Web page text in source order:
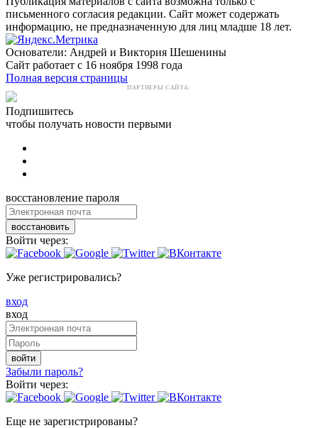
письменного согласия редакции. Сайт может содержать
информацию, не предназначенную для лиц младше 18 лет.
Основатели: Андрей и Виктория Шешенины
Сайт работает с 16 ноября 1998 года
Полная версия страницы
ПАРТНЕРЫ САЙТА:
Подпишитесь
чтобы получать новости первыми
восстановление пароля
восстановить
Войти через:
Уже регистрировались?
вход
вход
войти
Забыли пароль?
Войти через:
Еще не зарегистрированы?